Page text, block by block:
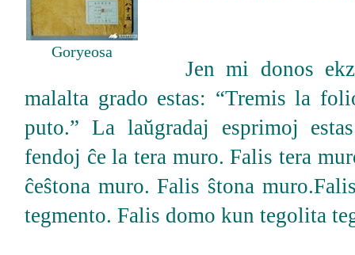
Goryeosa
Jen mi donos
malalta grado estas: “Tremis la
puto.” La laŭgradaj esprimoj
fendoj ĉe la tera muro. Falis tera
ĉeŝtona muro. Falis ŝtona
tegmento. Falis domo kun tegolita